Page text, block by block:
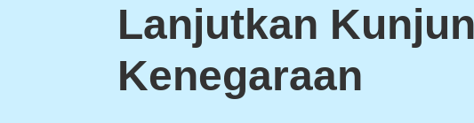
Lanjutkan
Kenegaraan